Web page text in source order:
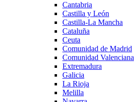
Cantabria
Castilla y León
Castilla-La Mancha
Cataluña
Ceuta
Comunidad de Madrid
Comunidad Valenciana
Extremadura
Galicia
La Rioja
Melilla